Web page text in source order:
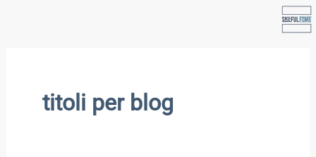
titoli per blog